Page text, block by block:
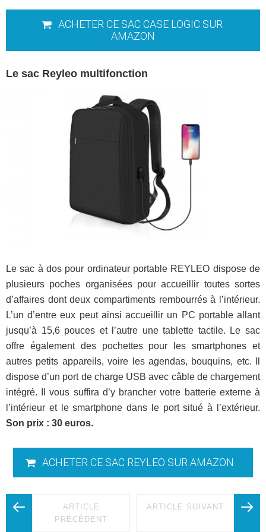
ACHETER CE SAC CASE LOGIC SUR
AMAZON
Le sac Reyleo multifonction
Le sac à dos pour ordinateur portable REYLEO dispose de
plusieurs poches organisées pour accueillir toutes sortes
d’affaires dont deux compartiments rembourrés à l’intérieur.
L’un d’entre eux peut ainsi accueillir un PC portable allant
jusqu’à 15,6 pouces et l’autre une tablette tactile. Le sac
offre également des pochettes pour les smartphones et
autres petits appareils, voire les agendas, bouquins, etc. Il
dispose d’un port de charge USB avec câble de chargement
intégré. Il vous suffira d’y brancher votre batterie externe à
l’intérieur et le smartphone dans le port situé à l’extérieur.
Son prix : 30 euros.
ACHETER CE SAC REYLEO SUR AMAZON
ARTICLE
PRÉCÉDENT
ARTICLE SUIVANT